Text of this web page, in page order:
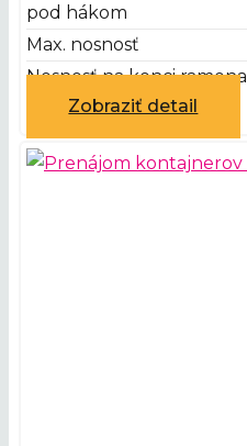
pod hákom
Max. nosnosť
Nosnosť na konci ramena
Zobraziť detail